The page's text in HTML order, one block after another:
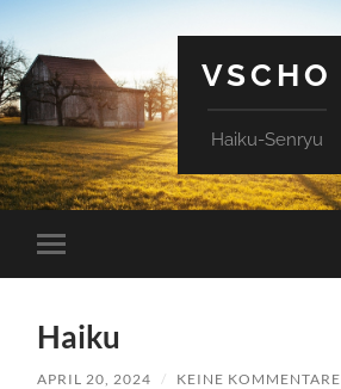
VSCHO
Haiku-Senryu
Mobile-
Menü
Haiku
APRIL 20, 2024 / KEINE KOMMENTARE